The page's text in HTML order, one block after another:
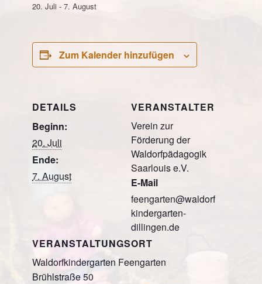
20. Juli - 7. August
Zum Kalender hinzufügen
DETAILS
Beginn:
20. Juli
Ende:
7. August
VERANSTALTUNGSORT
Waldorfkindergarten Feengarten
Brühlstraße 50
VERANSTALTER
Verein zur
Förderung der
Waldorfpädagogik
Saarlouis e.V.
E-Mail
feengarten@waldorf
kindergarten-
dillingen.de